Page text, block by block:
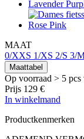
MAAT
0/XXS 1/XS 2/S 3/
Maattabel
Op voorraad > 5 pcs
Prijs 129 €
In winkelmand
Productkenmerken